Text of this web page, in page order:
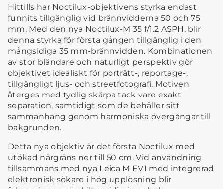
Hittills har Noctilux-objektivens styrka endast
funnits tillgänglig vid brännvidderna 50 och 75
mm. Med den nya Noctilux-M 35 f/1.2 ASPH. blir
denna styrka för första gången tillgänglig i den
mångsidiga 35 mm-brännvidden. Kombinationen
av stor bländare och naturligt perspektiv gör
objektivet idealiskt för porträtt-, reportage-,
tillgängligt ljus- och streetfotografi. Motiven
återges med tydlig skärpa tack vare exakt
separation, samtidigt som de behåller sitt
sammanhang genom harmoniska övergångar till
bakgrunden.
Detta nya objektiv är det första Noctilux med
utökad närgräns ner till 50 cm. Vid användning
tillsammans med nya Leica M EV1 med integrerad
elektronisk sökare i hög upplösning blir